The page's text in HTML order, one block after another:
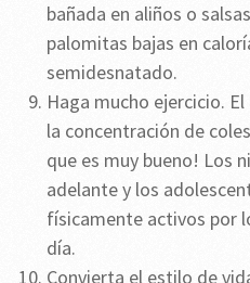
bañada en aliños o
palomitas bajas en
semidesnatado.
Haga mucho ejercicio.
la concentración de
que es muy bueno! Los
adelante y los
físicamente activos por
día.
Convierta el estilo de